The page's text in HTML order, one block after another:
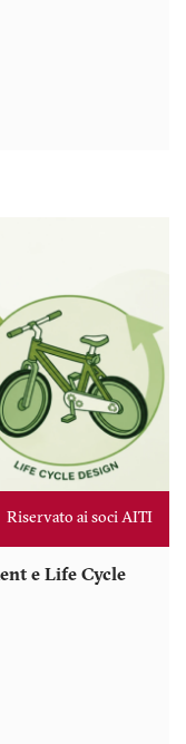
Riservato ai soci AITI
e Life Cycle